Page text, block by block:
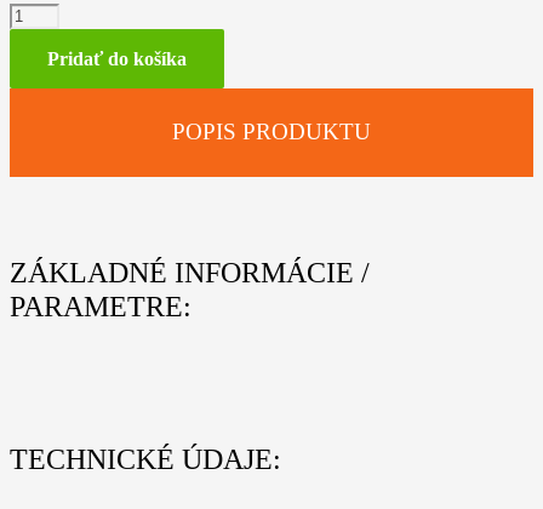
množstvo
Model
fúkačaPridať do košíka
POPIS PRODUKTU
ZÁKLADNÉ INFORMÁCIE /
PARAMETRE:
TECHNICKÉ ÚDAJE: